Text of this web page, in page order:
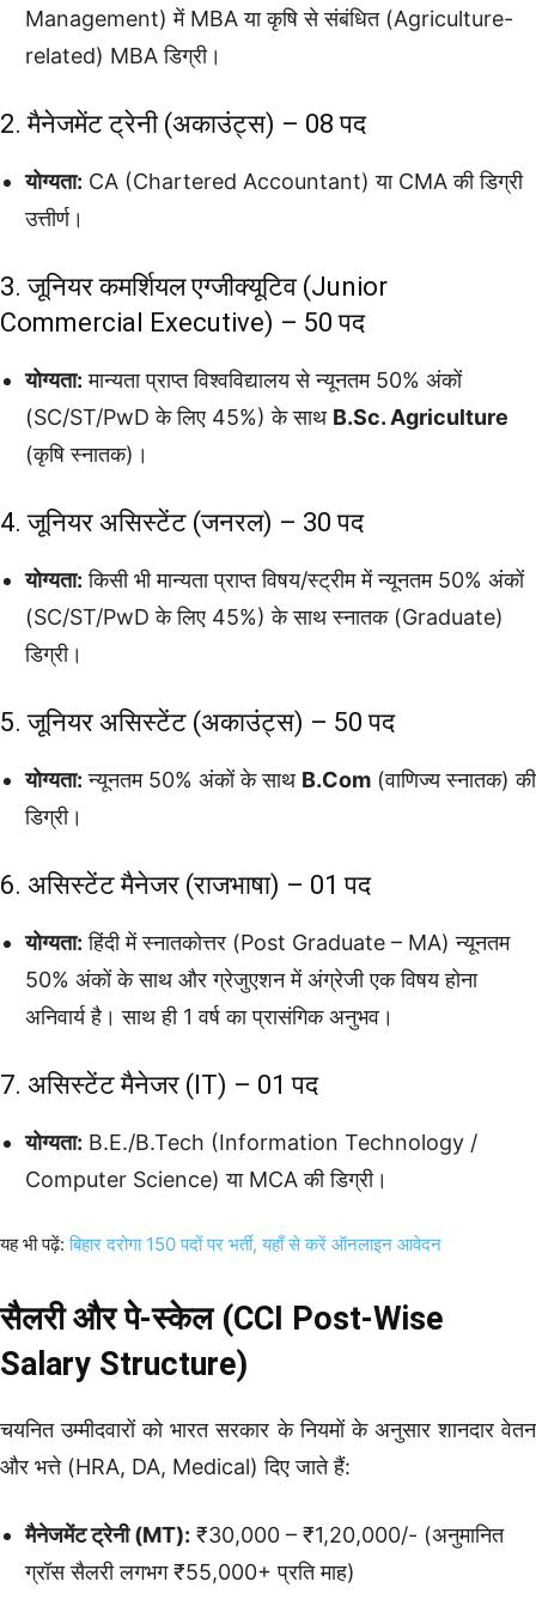
Management) में MBA या कृषि से संबंधित (Agriculture-
related) MBA डिग्री।
2. मैनेजमेंट ट्रेनी (अकाउंट्स) – 08 पद
योग्यता: CA (Chartered Accountant) या CMA की डिग्री
उत्तीर्ण।
3. जूनियर कमर्शियल एग्जीक्यूटिव (Junior
Commercial Executive) – 50 पद
योग्यता: मान्यता प्राप्त विश्वविद्यालय से न्यूनतम 50% अंकों
(SC/ST/PwD के लिए 45%) के साथ B.Sc. Agriculture
(कृषि स्नातक)।
4. जूनियर असिस्टेंट (जनरल) – 30 पद
योग्यता: किसी भी मान्यता प्राप्त विषय/स्ट्रीम में न्यूनतम 50% अंकों
(SC/ST/PwD के लिए 45%) के साथ स्नातक (Graduate)
डिग्री।
5. जूनियर असिस्टेंट (अकाउंट्स) – 50 पद
योग्यता: न्यूनतम 50% अंकों के साथ B.Com (वाणिज्य स्नातक) की
डिग्री।
6. असिस्टेंट मैनेजर (राजभाषा) – 01 पद
योग्यता: हिंदी में स्नातकोत्तर (Post Graduate – MA) न्यूनतम
50% अंकों के साथ और ग्रेजुएशन में अंग्रेजी एक विषय होना
अनिवार्य है। साथ ही 1 वर्ष का प्रासंगिक अनुभव।
7. असिस्टेंट मैनेजर (IT) – 01 पद
योग्यता: B.E./B.Tech (Information Technology /
Computer Science) या MCA की डिग्री।
यह भी पढ़ें:बिहार दरोगा 150 पदों पर भर्ती, यहाँ से करें ऑनलाइन आवेदन
सैलरी और पे-स्केल (CCI Post-Wise
Salary Structure)
चयनित उम्मीदवारों को भारत सरकार के नियमों के अनुसार शानदार वेतन
और भत्ते (HRA, DA, Medical) दिए जाते हैं:
मैनेजमेंट ट्रेनी (MT): ₹30,000 – ₹1,20,000/- (अनुमानित
ग्रॉस सैलरी लगभग ₹55,000+ प्रति माह)